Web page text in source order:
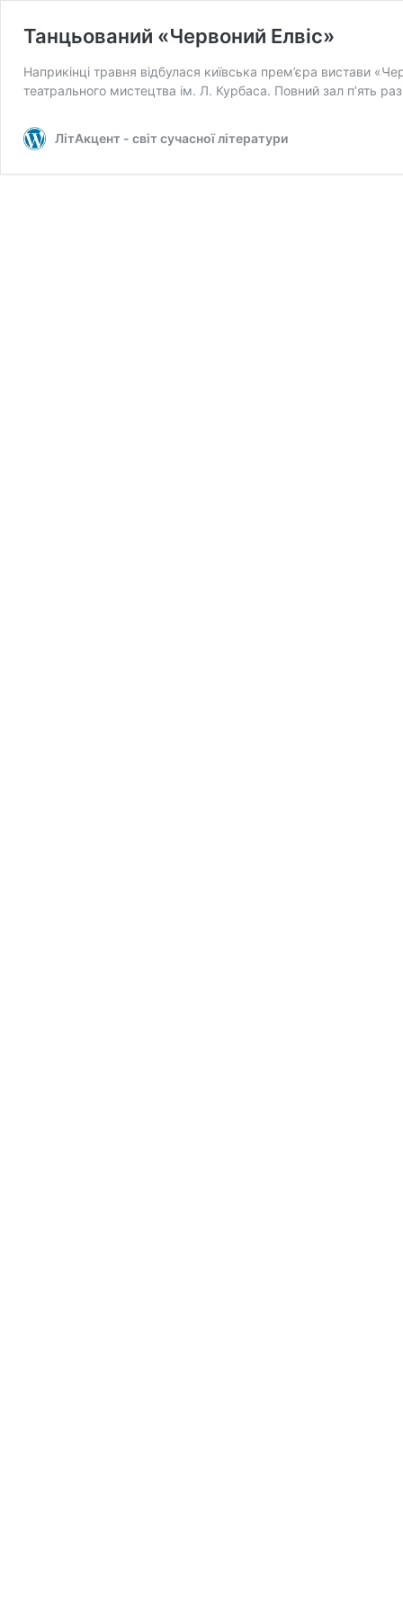
Танцьований «Червоний Елвіс»
Наприкінці травня відбулася київська прем’єра вистави
театрального мистецтва ім. Л. Курбаса. Повний зал п’ять
ЛітАкцент - світ сучасної літератури